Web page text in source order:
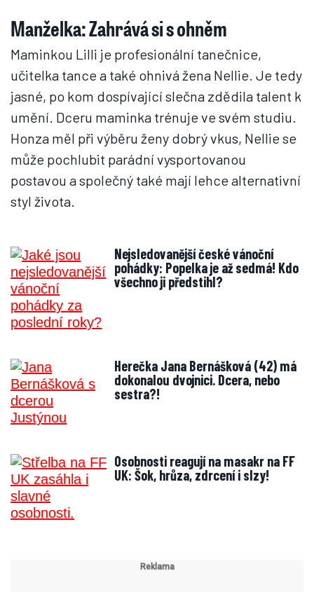
Manželka: Zahrává si s ohněm
Maminkou Lilli je profesionální tanečnice,
učitelka tance a také ohnivá žena Nellie. Je tedy
jasné, po kom dospívající slečna zdědila talent k
umění. Dceru maminka trénuje ve svém studiu.
Honza měl při výběru ženy dobrý vkus, Nellie se
může pochlubit parádní vysportovanou
postavou a společný také mají lehce alternativní
styl života.
Nejsledovanější české vánoční
pohádky: Popelka je až sedmá! Kdo
všechno ji předstihl?
Herečka Jana Bernášková (42) má
dokonalou dvojnici. Dcera, nebo
sestra?!
Osobnosti reagují na masakr na FF
UK: Šok, hrůza, zdrcení i slzy!